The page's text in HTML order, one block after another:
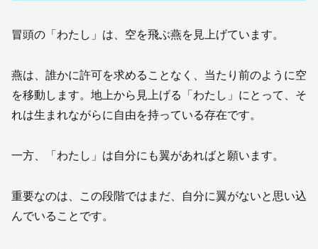
冒頭の「わたし」は、空を飛ぶ燕を見上げています。
燕は、誰かに許可を求めることなく、当たり前のように空
を移動します。地上から見上げる「わたし」にとって、そ
れは生まれながらに自由を持っている存在です。
一方、「わたし」は自分にも翼があればと願います。
重要なのは、この段階ではまだ、自分に翼がないと思い込
んでいることです。